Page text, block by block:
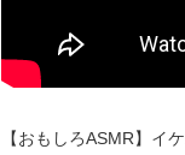
【おもしろASMR】イ